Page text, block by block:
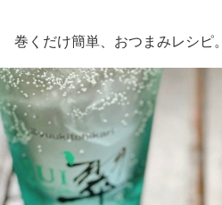
巻くだけ簡単、おつまみレシピ。